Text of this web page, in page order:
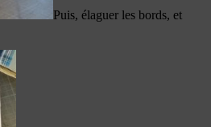
Puis, élaguer les bords, et